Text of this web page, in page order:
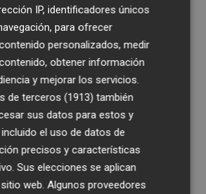
IP, identificadores únicos
para ofrecer
personalizados, medir
obtener información
y mejorar los servicios.
de terceros (1913) también
sus datos para estos y
el uso de datos de
precisos y características
Sus elecciones se aplican
web. Algunos proveedores